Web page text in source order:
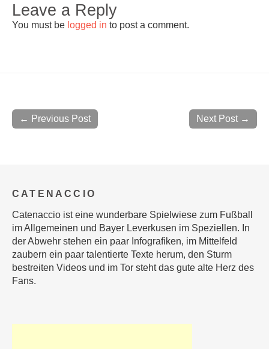
Leave a Reply
You must be logged in to post a comment.
Next Post →
← Previous Post
CATENACCIO
Catenaccio ist eine wunderbare Spielwiese zum Fußball
im Allgemeinen und Bayer Leverkusen im Speziellen. In
der Abwehr stehen ein paar Infografiken, im Mittelfeld
zaubern ein paar talentierte Texte herum, den Sturm
bestreiten Videos und im Tor steht das gute alte Herz des
Fans.